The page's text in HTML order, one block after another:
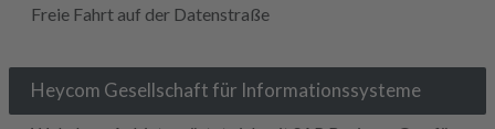
Freie Fahrt auf der Datenstraße
Heycom Gesellschaft für Informationssysteme